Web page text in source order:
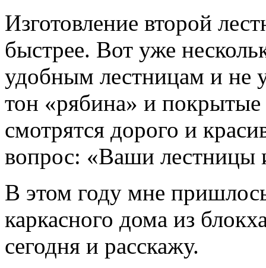
Изготовление второй
быстрее. Вот уже
удобным лестницам и не
тон «рябина» и
смотрятся дорого и
вопрос: «Ваши лестницы
В этом году мне
каркасного дома из
сегодня и расскажу.